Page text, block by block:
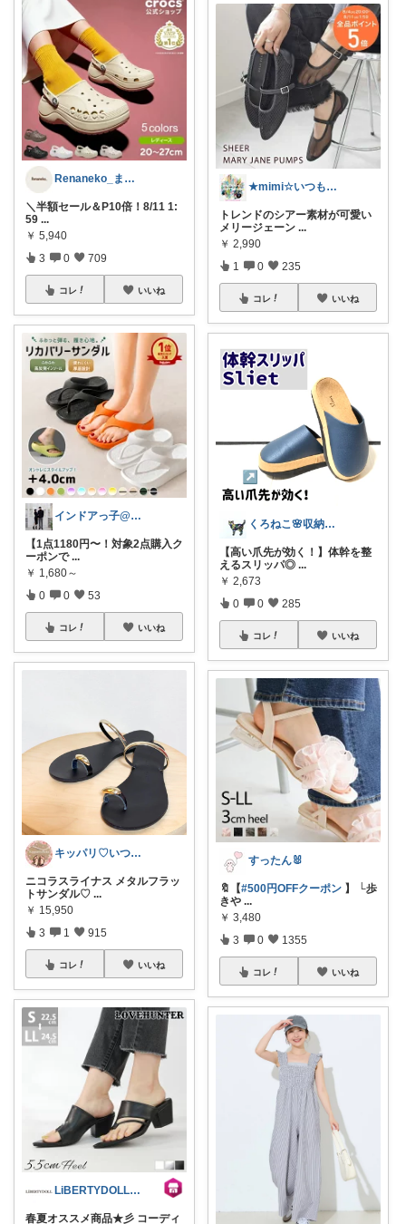
Renaneko_まったりな生活
＼半額セール＆P10倍！8/11 1:
59 ...
￥ 5,940
3 0 709
コレ いいね
インドアっ子@ご購入ありがとうございます
【1点1180円〜！対象2点購入ク
ーポンで ...
￥ 1,680～
0 0 53
コレ いいね
キッパリ♡いつもありがとうございます🌸
ニコラスライナス メタルフラッ
トサンダル♡ ...
￥ 15,950
3 1 915
コレ いいね
LiBERTYDOLL@コレ！大歓迎
春夏オススメ商品★彡 コーディ
★mimi☆いつもありがとうございます❤
トレンドのシアー素材が可愛い
メリージェーン ...
￥ 2,990
1 0 235
コレ いいね
くろねこ🌸収納＆キッチン整理
【高い爪先が効く！】体幹を整
えるスリッパ◎ ...
￥ 2,673
0 0 285
コレ いいね
すったん🐰
🔖【#500円OFFクーポン 】 └歩
きや ...
￥ 3,480
3 0 1355
コレ いいね